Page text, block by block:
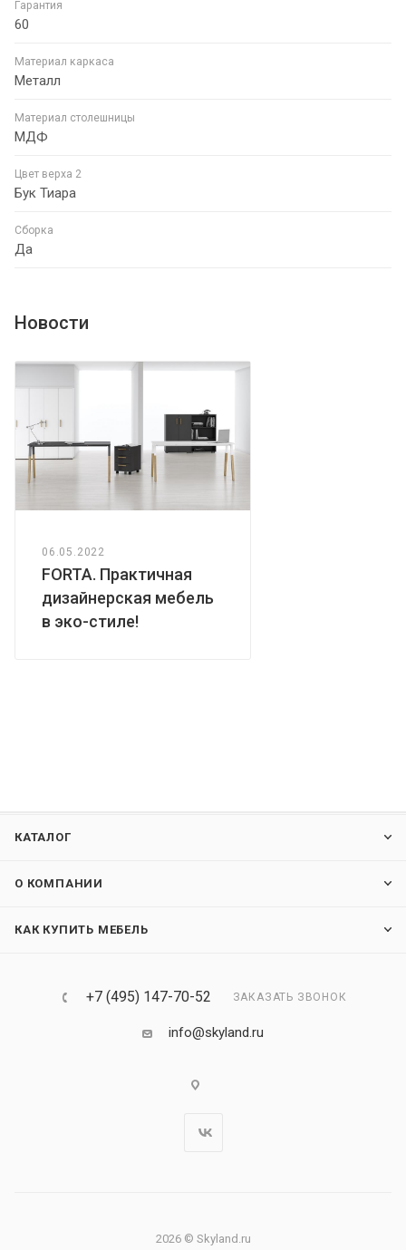
Гарантия
60
Материал каркаса
Металл
Материал столешницы
МДФ
Цвет верха 2
Бук Тиара
Сборка
Да
Новости
06.05.2022
FORTA. Практичная
дизайнерская мебель
в эко-стиле!
КАТАЛОГ
О КОМПАНИИ
КАК КУПИТЬ МЕБЕЛЬ
+7 (495) 147-70-52 ЗАКАЗАТЬ ЗВОНОК
info@skyland.ru
2026 © Skyland.ru